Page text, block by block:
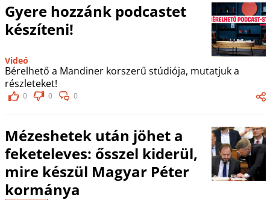
Gyere hozzánk podcastet
készíteni!
Videó
Bérelhető a Mandiner korszerű stúdiója, mutatjuk a
részleteket!
0 0 0
Mézeshetek után jöhet a
feketeleves: ősszel kiderül,
mire készül Magyar Péter
kormánya